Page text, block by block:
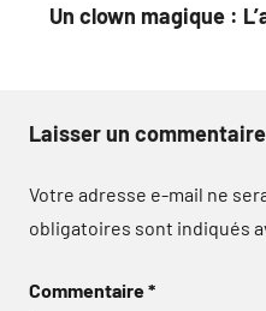
Un clown magique :
Laisser un commentaire
Votre adresse e-mail ne
obligatoires sont indiqués
Commentaire*